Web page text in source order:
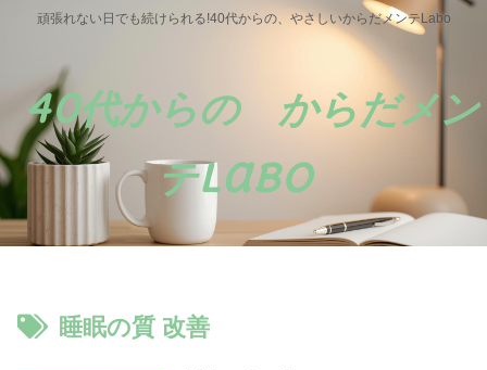
頑張れない日でも続けられる!40代からの、やさしいからだメンテLabo
40代からの からだメン
テLabo
睡眠の質 改善